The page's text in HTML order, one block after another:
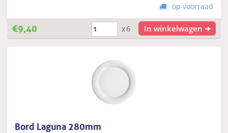
op voorraad
€9,40 x6 In winkelwagen
Bord Laguna 280mm